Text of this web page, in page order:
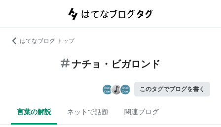
はてなブログ トップ
ナチョ・ビガロンド
このタグでブログを書く
言葉の解説 ネットで話題 関連ブログ